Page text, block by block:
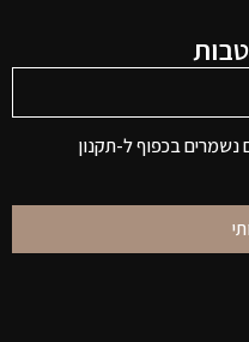
נשמרים בכפוף ל-תקנון